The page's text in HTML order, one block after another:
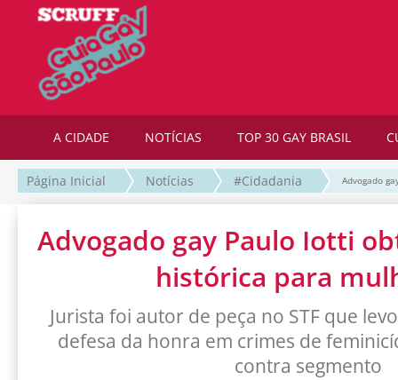
A CIDADE NOTÍCIAS TOP 30 GAY BRASIL
Página Inicial Notícias #Cidadania Advogado
Advogado gay Paulo Iotti
histórica para
Jurista foi autor de peça no STF que
defesa da honra em crimes de
contra segmento